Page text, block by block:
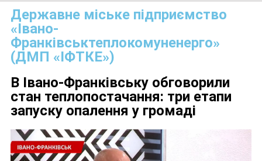
Державне міське підприємство
«Івано-
Франківськтеплокомуненерго»
(ДМП «ІФТКЕ»)
В Івано-Франківську обговорили
стан теплопостачання: три етапи
запуску опалення у громаді